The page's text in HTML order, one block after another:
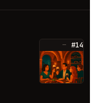
#14
—
⭐